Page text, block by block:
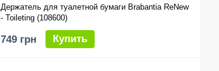
Держатель для туалетной бумаги Brabantia ReNew
- Toileting (108600)
749 грн Купить